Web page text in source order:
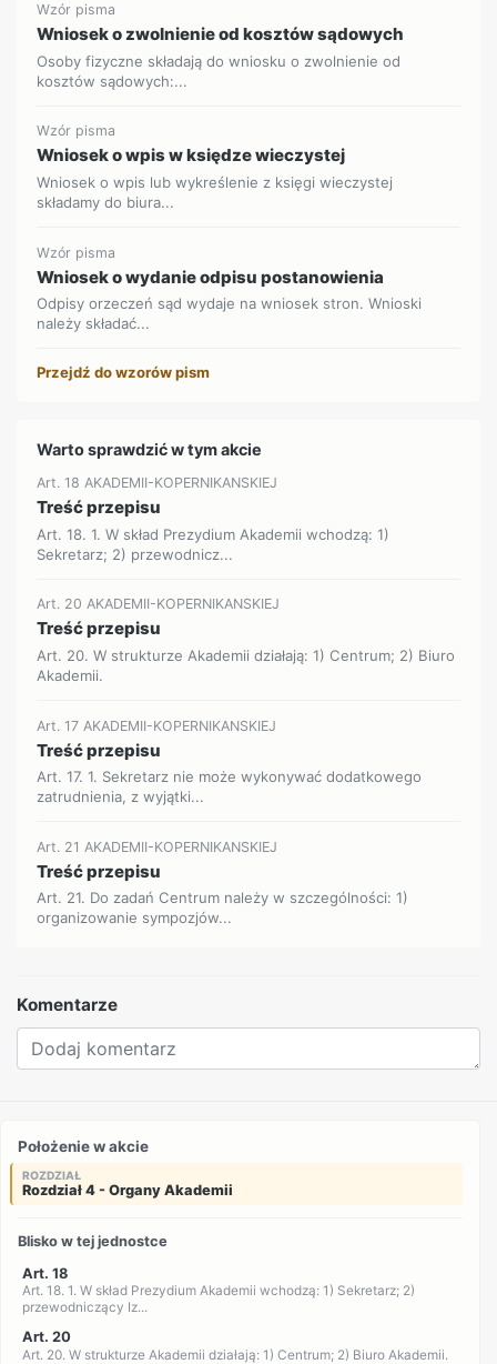
Wzór pisma
Wniosek o zwolnienie od kosztów sądowych
Osoby fizyczne składają do wniosku o zwolnienie od
kosztów sądowych:...
Wzór pisma
Wniosek o wpis w księdze wieczystej
Wniosek o wpis lub wykreślenie z księgi wieczystej
składamy do biura...
Wzór pisma
Wniosek o wydanie odpisu postanowienia
Odpisy orzeczeń sąd wydaje na wniosek stron. Wnioski
należy składać...
Przejdź do wzorów pism
Warto sprawdzić w tym akcie
Art. 18 AKADEMII-KOPERNIKANSKIEJ
Treść przepisu
Art. 18. 1. W skład Prezydium Akademii wchodzą: 1)
Sekretarz; 2) przewodnicz...
Art. 20 AKADEMII-KOPERNIKANSKIEJ
Treść przepisu
Art. 20. W strukturze Akademii działają: 1) Centrum; 2) Biuro
Akademii.
Art. 17 AKADEMII-KOPERNIKANSKIEJ
Treść przepisu
Art. 17. 1. Sekretarz nie może wykonywać dodatkowego
zatrudnienia, z wyjątki...
Art. 21 AKADEMII-KOPERNIKANSKIEJ
Treść przepisu
Art. 21. Do zadań Centrum należy w szczególności: 1)
organizowanie sympozjów...
Komentarze
Położenie w akcie
ROZDZIAŁ
Rozdział 4 - Organy Akademii
Blisko w tej jednostce
Art. 18
Art. 18. 1. W skład Prezydium Akademii wchodzą: 1) Sekretarz; 2)
przewodniczący Iz...
Art. 20
Art. 20. W strukturze Akademii działają: 1) Centrum; 2) Biuro Akademii.